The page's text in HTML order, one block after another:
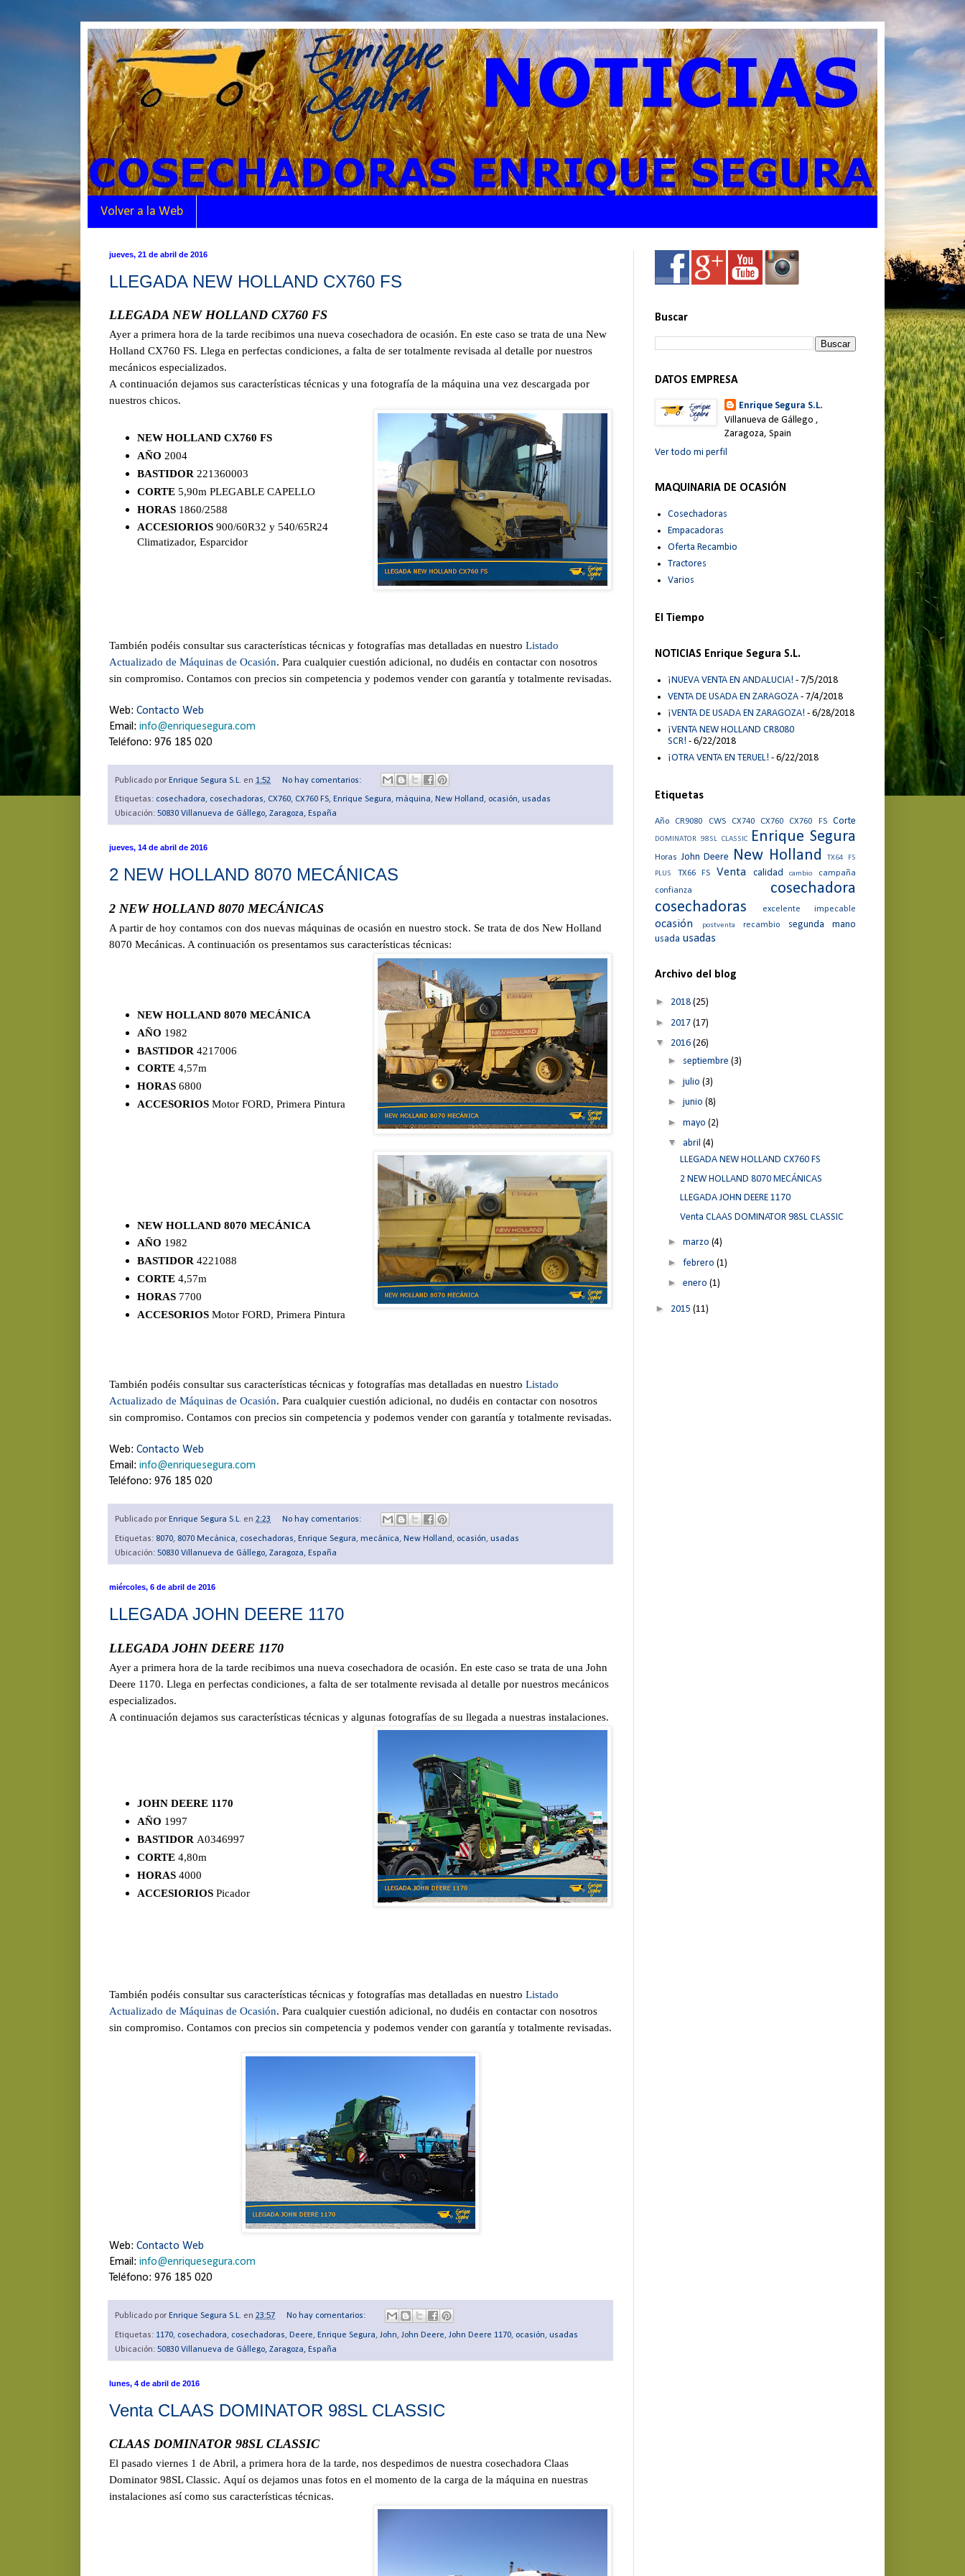
Volver a la Web
jueves, 21 de abril de 2016
LLEGADA NEW HOLLAND CX760 FS
LLEGADA NEW HOLLAND CX760 FS
Ayer a primera hora de la tarde recibimos una nueva cosechadora de ocasión. En este caso se trata de una New
Holland CX760 FS. Llega en perfectas condiciones, a falta de ser totalmente revisada al detalle por nuestros
mecánicos especializados.
A continuación dejamos sus características técnicas y una fotografía de la máquina una vez descargada por
nuestros chicos.
NEW HOLLAND CX760 FS
AÑO 2004
BASTIDOR 221360003
CORTE 5,90m PLEGABLE CAPELLO
HORAS 1860/2588
ACCESIORIOS 900/60R32 y 540/65R24
Climatizador, Esparcidor
También podéis consultar sus características técnicas y fotografías mas detalladas en nuestro Listado
Actualizado de Máquinas de Ocasión. Para cualquier cuestión adicional, no dudéis en contactar con nosotros
sin compromiso. Contamos con precios sin competencia y podemos vender con garantía y totalmente revisadas.
Web: Contacto Web
Email: info@enriquesegura.com
Teléfono: 976 185 020
Publicado por Enrique Segura S.L. en 1:52 No hay comentarios:
Etiquetas: cosechadora, cosechadoras, CX760, CX760 FS, Enrique Segura, máquina, New Holland , ocasión, usadas
Ubicación: 50830 Villanueva de Gállego, Zaragoza, España
jueves, 14 de abril de 2016
2 NEW HOLLAND 8070 MECÁNICAS
2 NEW HOLLAND 8070 MECÁNICAS
A partir de hoy contamos con dos nuevas máquinas de ocasión en nuestro stock. Se trata de dos New Holland
8070 Mecánicas. A continuación os presentamos sus características técnicas:
NEW HOLLAND 8070 MECÁNICA
AÑO 1982
BASTIDOR 4217006
CORTE 4,57m
HORAS 6800
ACCESORIOS Motor FORD, Primera Pintura
NEW HOLLAND 8070 MECÁNICA
AÑO 1982
BASTIDOR 4221088
CORTE 4,57m
HORAS 7700
ACCESORIOS Motor FORD, Primera Pintura
También podéis consultar sus características técnicas y fotografías mas detalladas en nuestro Listado
Actualizado de Máquinas de Ocasión. Para cualquier cuestión adicional, no dudéis en contactar con nosotros
sin compromiso. Contamos con precios sin competencia y podemos vender con garantía y totalmente revisadas.
Web: Contacto Web
Email: info@enriquesegura.com
Teléfono: 976 185 020
Publicado por Enrique Segura S.L. en 2:23 No hay comentarios:
Etiquetas: 8070, 8070 Mecánica, cosechadoras, Enrique Segura, mecánica, New Holland , ocasión, usadas
Ubicación: 50830 Villanueva de Gállego, Zaragoza, España
miércoles, 6 de abril de 2016
LLEGADA JOHN DEERE 1170
LLEGADA JOHN DEERE 1170
Ayer a primera hora de la tarde recibimos una nueva cosechadora de ocasión. En este caso se trata de una John
Deere 1170. Llega en perfectas condiciones, a falta de ser totalmente revisada al detalle por nuestros mecánicos
especializados.
A continuación dejamos sus características técnicas y algunas fotografías de su llegada a nuestras instalaciones.
JOHN DEERE 1170
AÑO 1997
BASTIDOR A0346997
CORTE 4,80m
HORAS 4000
ACCESIORIOS Picador
También podéis consultar sus características técnicas y fotografías mas detalladas en nuestro Listado
Actualizado de Máquinas de Ocasión. Para cualquier cuestión adicional, no dudéis en contactar con nosotros
sin compromiso. Contamos con precios sin competencia y podemos vender con garantía y totalmente revisadas.
Web: Contacto Web
Email: info@enriquesegura.com
Teléfono: 976 185 020
Publicado por Enrique Segura S.L. en 23:57 No hay comentarios:
Etiquetas: 1170, cosechadora, cosechadoras, Deere, Enrique Segura, John, John Deere, John Deere 1170, ocasión, usadas
Ubicación: 50830 Villanueva de Gállego, Zaragoza, España
lunes, 4 de abril de 2016
Venta CLAAS DOMINATOR 98SL CLASSIC
CLAAS DOMINATOR 98SL CLASSIC
El pasado viernes 1 de Abril, a primera hora de la tarde, nos despedimos de nuestra cosechadora Claas
Dominator 98SL Classic. Aquí os dejamos unas fotos en el momento de la carga de la máquina en nuestras
instalaciones así como sus características técnicas.
Buscar
DATOS EMPRESA
Enrique Segura S.L.
Villanueva de Gállego ,
Zaragoza, Spain
Ver todo mi perfil
MAQUINARIA DE OCASIÓN
Cosechadoras
Empacadoras
Oferta Recambio
Tractores
Varios
El Tiempo
NOTICIAS Enrique Segura S.L.
¡NUEVA VENTA EN ANDALUCIA!- 7/5/2018
VENTA DE USADA EN ZARAGOZA- 7/4/2018
¡VENTA DE USADA EN ZARAGOZA!- 6/28/2018
¡VENTA NEW HOLLAND CR8080
SCR!- 6/22/2018
¡OTRA VENTA EN TERUEL!- 6/22/2018
Etiquetas
Año CR9080 CWS CX740 CX760 CX760 FS Corte
DOMINATOR 98SL CLASSIC Enrique Segura
Horas John Deere New Holland
TX64 FS
PLUS
TX66 FS Venta calidad cambio
campaña
confianza
cosechadora
cosechadoras
excelente impecable
ocasión postventa recambio
segunda mano
usada usadas
Archivo del blog
► 2018 (25)
► 2017 (17)
▼ 2016 (26)
► septiembre (3)
► julio (3)
► junio (8)
► mayo (2)
▼ abril (4)
LLEGADA NEW HOLLAND CX760 FS
2 NEW HOLLAND 8070 MECÁNICAS
LLEGADA JOHN DEERE 1170
Venta CLAAS DOMINATOR 98SL CLASSIC
► marzo (4)
► febrero (1)
► enero (1)
► 2015 (11)